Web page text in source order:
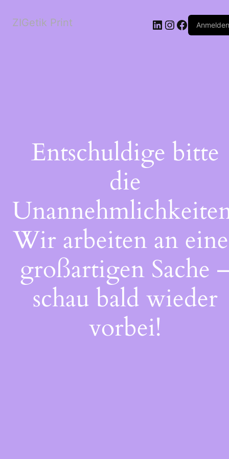
ZIGetik Print Anmelden
Entschuldige bitte
die
Wir arbeiten an
großartigen Sache
schau bald wieder
vorbei!